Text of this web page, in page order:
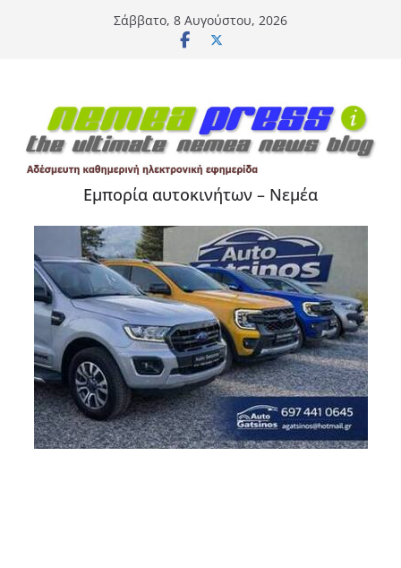
Σάββατο, 8 Αυγούστου, 2026
Εμπορία αυτοκινήτων – Νεμέα